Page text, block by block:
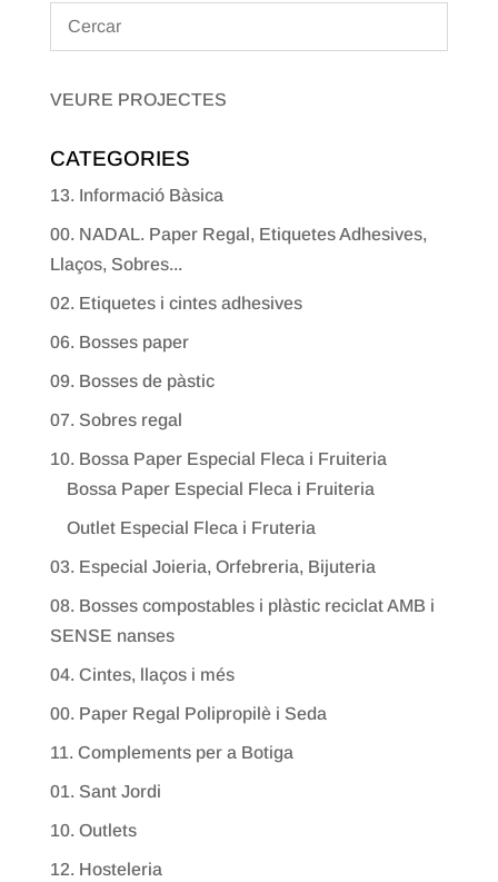
VEURE PROJECTES
CATEGORIES
13. Informació Bàsica
00. NADAL. Paper Regal, Etiquetes Adhesives,
Llaços, Sobres...
02. Etiquetes i cintes adhesives
06. Bosses paper
09. Bosses de pàstic
07. Sobres regal
10. Bossa Paper Especial Fleca i Fruiteria
Bossa Paper Especial Fleca i Fruiteria
Outlet Especial Fleca i Fruteria
03. Especial Joieria, Orfebreria, Bijuteria
08. Bosses compostables i plàstic reciclat AMB i
SENSE nanses
04. Cintes, llaços i més
00. Paper Regal Polipropilè i Seda
11. Complements per a Botiga
01. Sant Jordi
10. Outlets
12. Hosteleria